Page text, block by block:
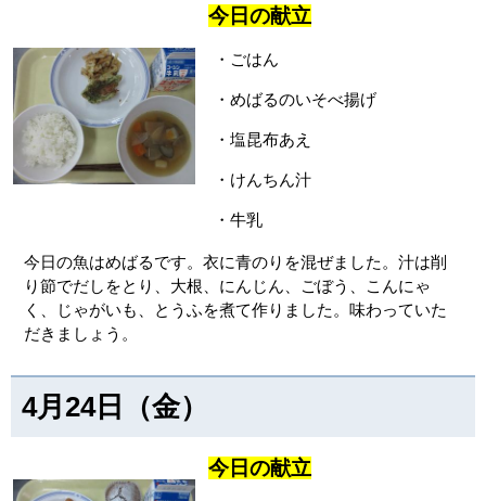
今日の献立
・ごはん
・めばるのいそべ揚げ
・塩昆布あえ
・けんちん汁
・牛乳
今日の魚はめばるです。衣に青のりを混ぜました。汁は削
り節でだしをとり、大根、にんじん、ごぼう、こんにゃ
く、じゃがいも、とうふを煮て作りました。味わっていた
だきましょう。
4月24日（金）
今日の献立